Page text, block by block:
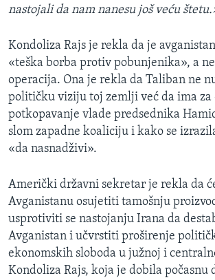
nastojali da nam nanesu još veću
Kondoliza Rajs je rekla da je
«teška borba protiv pobunjenika», a
operacija. Ona je rekla da Taliban ne
političku viziju toj zemlji već da ima za
potkopavanje vlade predsednika
slom zapadne koaliciju i kako se
«da nasnadživi».
Američki državni sekretar je rekla da
Avganistanu osujetiti tamošnju
usprotiviti se nastojanju Irana da
Avganistan i učvrstiti proširenje
ekonomskih sloboda u južnoj i
Kondoliza Rajs, koja je dobila počasnu